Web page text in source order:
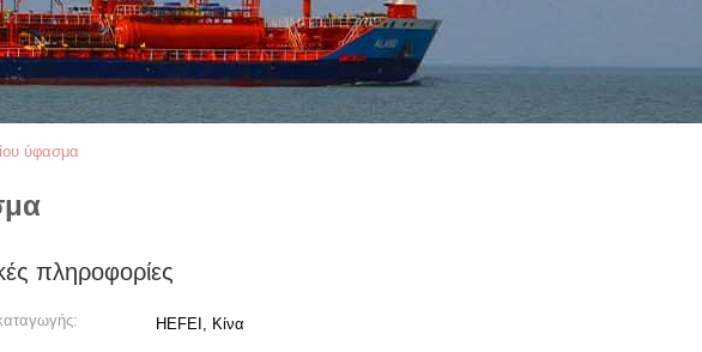
ύφασμα
πληροφορίες
HEFEI, Κίνα